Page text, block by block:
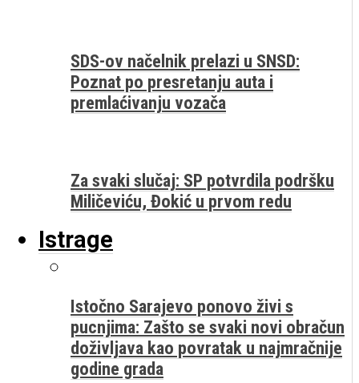
SDS-ov načelnik prelazi u SNSD:
Poznat po presretanju auta i
premlaćivanju vozača
Za svaki slučaj: SP potvrdila podršku
Miličeviću, Đokić u prvom redu
Istrage
Istočno Sarajevo ponovo živi s
pucnjima: Zašto se svaki novi obračun
doživljava kao povratak u najmračnije
godine grada